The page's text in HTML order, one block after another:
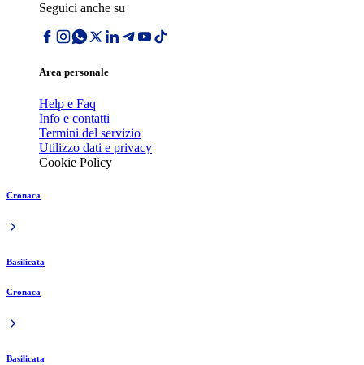
Seguici anche su
Area personale
Help e Faq
Info e contatti
Termini del servizio
Utilizzo dati e privacy
Cookie Policy
Cronaca
Basilicata
Cronaca
Basilicata